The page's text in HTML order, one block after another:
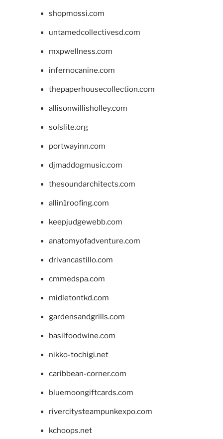
shopmossi.com
untamedcollectivesd.com
mxpwellness.com
infernocanine.com
thepaperhousecollection.com
allisonwillisholley.com
solslite.org
portwayinn.com
djmaddogmusic.com
thesoundarchitects.com
allin1roofing.com
keepjudgewebb.com
anatomyofadventure.com
drivancastillo.com
cmmedspa.com
midletontkd.com
gardensandgrills.com
basilfoodwine.com
nikko-tochigi.net
caribbean-corner.com
bluemoongiftcards.com
rivercitysteampunkexpo.com
kchoops.net